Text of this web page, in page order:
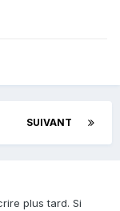
SUIVANT
plus tard. Si